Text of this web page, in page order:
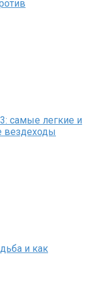
самые легкие и
вездеходы
и как